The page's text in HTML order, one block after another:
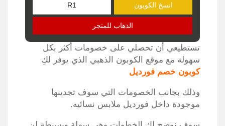
انسخ الكوبون
الذهاب للمتجر
تستطيعي أن تحصلي على خصومات أكثر بكل
سهولة مع موقع الكوبون الذهبي الذي يوفر لكِ
كوبون خصم فورديل
وذلك بجانب الخصومات التي سوف تجدينها
موجودة داخل فورديل ملابس نسائيه.